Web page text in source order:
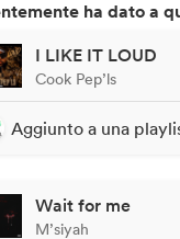
ha dato a
I LIKE IT LOUD
Cook Pep’ls
Aggiunto a una
Wait for me
M’siyah